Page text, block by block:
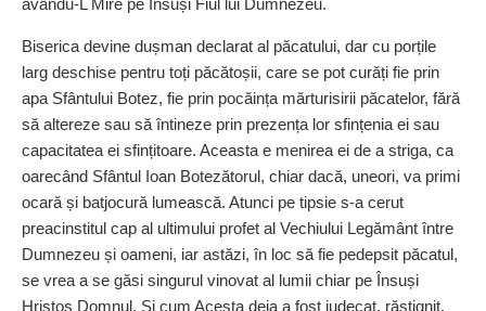
Biserica devine dușman declarat al păcatului, dar cu porțile
larg deschise pentru toți păcătoșii, care se pot curăți fie prin
apa Sfântului Botez, fie prin pocăința mărturisirii păcatelor, fără
să altereze sau să întineze prin prezența lor sfințenia ei sau
capacitatea ei sfințitoare. Aceasta e menirea ei de a striga, ca
oarecând Sfântul Ioan Botezătorul, chiar dacă, uneori, va primi
ocară și batjocură lumească. Atunci pe tipsie s-a cerut
preacinstitul cap al ultimului profet al Vechiului Legământ între
Dumnezeu și oameni, iar astăzi, în loc să fie pedepsit păcatul,
se vrea a se găsi singurul vinovat al lumii chiar pe Însuși
Hristos Domnul. Și cum Acesta deja a fost judecat, răstignit,